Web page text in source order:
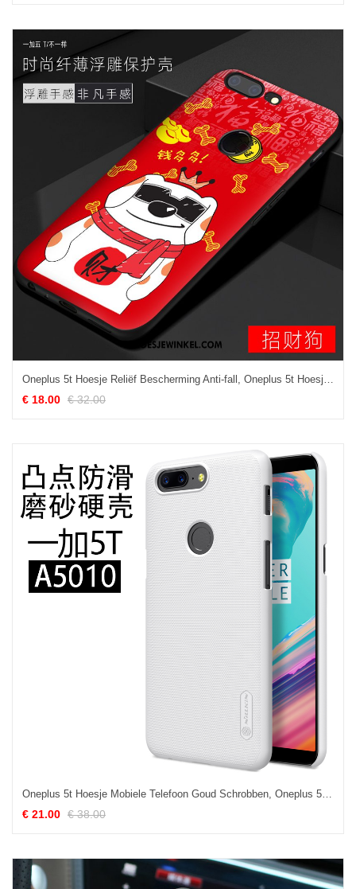
Oneplus 5t Hoesje Reliëf Bescherming Anti-fall, Oneplus 5t Hoesje Schrobben Scheppend
€ 18.00 € 32.00
Oneplus 5t Hoesje Mobiele Telefoon Goud Schrobben, Oneplus 5t Hoesje Bescherming Wit
€ 21.00 € 38.00